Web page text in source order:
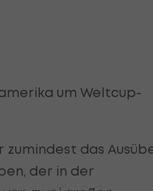
um Weltcup-
das
der in der